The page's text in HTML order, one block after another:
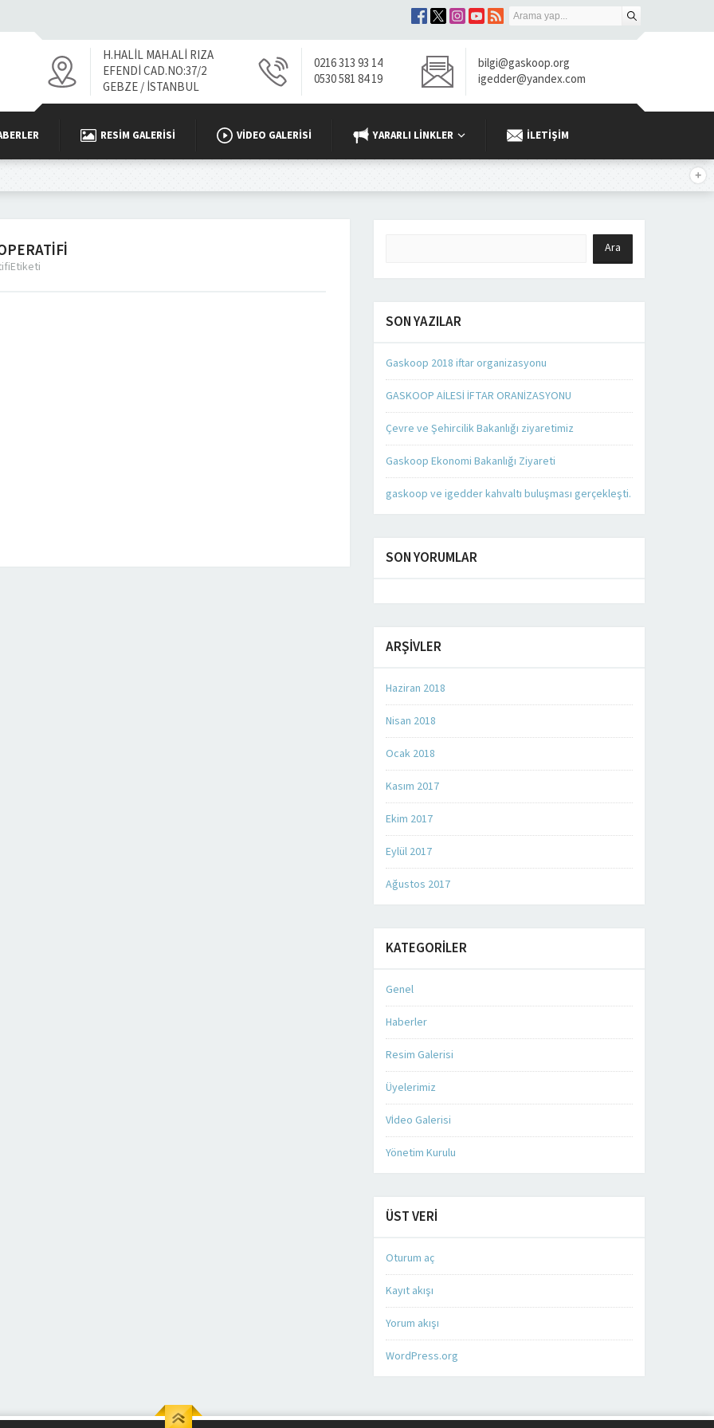
H.HALİL MAH.ALİ RIZA
EFENDİ CAD.NO:37/2
GEBZE / İSTANBUL
0216 313 93 14
0530 581 84 19
bilgi@gaskoop.org
igedder@yandex.com
RESIM GALERISI VİDEO GALERISI YARARLI LINKLER İLETIŞIM
SON YAZILAR
Gaskoop 2018 iftar organizasyonu
GASKOOP AİLESİ İFTAR ORANİZASYONU
Çevre ve Şehircilik Bakanlığı ziyaretimiz
Gaskoop Ekonomi Bakanlığı Ziyareti
gaskoop ve igedder kahvaltı buluşması gerçekleşti.
SON YORUMLAR
ARŞIVLER
Haziran 2018
Nisan 2018
Ocak 2018
Kasım 2017
Ekim 2017
Eylül 2017
Ağustos 2017
KATEGORILER
Genel
Haberler
Resim Galerisi
Üyelerimiz
Vİdeo Galerisi
Yönetim Kurulu
ÜST VERI
Oturum aç
Kayıt akışı
Yorum akışı
WordPress.org